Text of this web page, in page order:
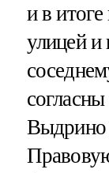
и в
улицей и
Выдрино